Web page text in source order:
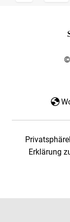
©
Privatsphäre
Erklärung